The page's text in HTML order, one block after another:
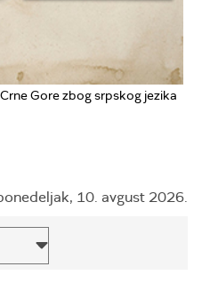
Gore zbog srpskog jezika
10. avgust 2026.